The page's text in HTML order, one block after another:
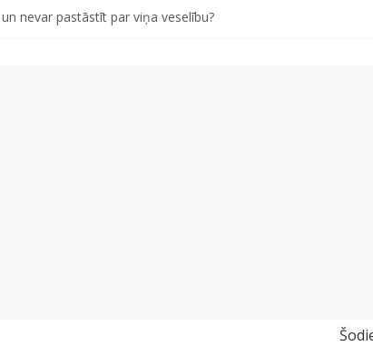
nevar pastāstīt par viņa veselību?
kakls? Biežākās kļūdas vasarā un kā no tām izvairīties